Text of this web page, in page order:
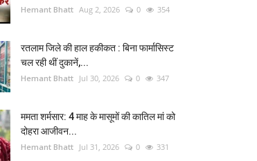
Hemant Bhatt Aug 2, 2026 0 354
रतलाम जिले की हाल हकीकत : बिना फार्मासिस्ट
चल रही थीं दुकानें,...
Hemant Bhatt Jul 30, 2026 0 347
ममता शर्मसार: 4 माह के मासूमों की कातिल मां को
दोहरा आजीवन...
Hemant Bhatt Jul 31, 2026 0 331